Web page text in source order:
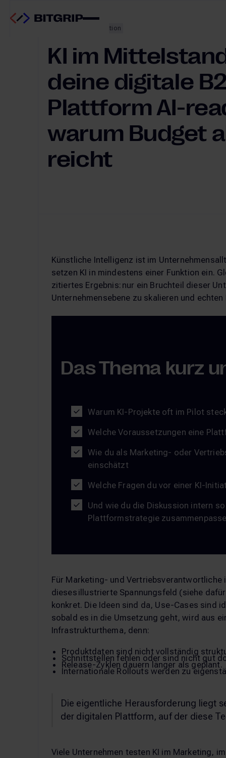
Digitale Transformation
KI im
deine digitale
Plattform AI-
warum Budget
reicht
Künstliche Intelligenz ist im
setzen KI in mindestens einer Funktion ein.
zitiertes Ergebnis: nur ein Bruchteil dieser
Unternehmensebene zu skalieren und
Das Thema kurz
Warum KI-Projekte oft im Pilot
Welche Voraussetzungen eine
Wie du als Marketing- oder
einschätzt
Welche Fragen du vor einer KI-
Und wie du die Diskussion intern
Plattformstrategie
Für Marketing- und
dieses illustrierte Spannungsfeld (siehe
konkret. Die Ideen sind da, Use-Cases sind
sobald es in die Umsetzung geht, wird aus
Infrastrukturthema, denn:
Produktdaten sind nicht vollständig
Schnittstellen fehlen oder sind nicht gut
Release-Zyklen dauern länger als geplant.
Internationale Rollouts werden zu
Die eigentliche Herausforderung liegt
der digitalen Plattform, auf der diese
Viele Unternehmen testen KI im Marketing,